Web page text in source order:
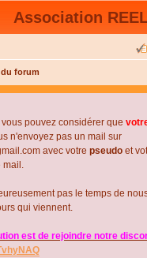
Association
forum
pouvez considérer que
n'envoyez pas un mail sur
avec votre pseudo et
mail.
pas le temps de
qui viennent.
est de rejoindre notre